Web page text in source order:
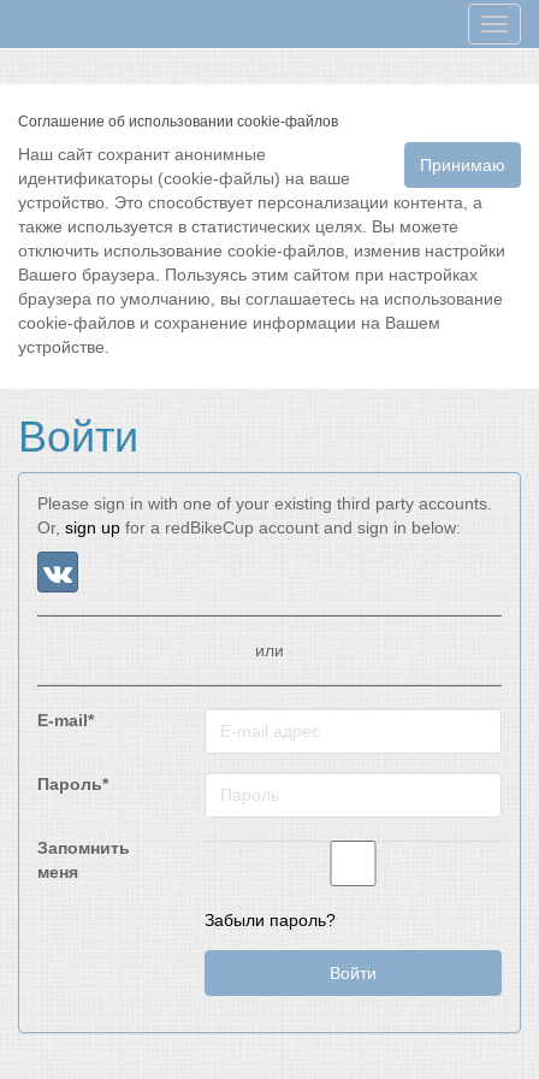
Меню
Соглашение об использовании cookie-файлов
Принимаю
Наш сайт сохранит анонимные
идентификаторы (cookie-файлы) на ваше
устройство. Это способствует персонализации контента, а
также используется в статистических целях. Вы можете
отключить использование cookie-файлов, изменив настройки
Вашего браузера. Пользуясь этим сайтом при настройках
браузера по умолчанию, вы соглашаетесь на использование
cookie-файлов и сохранение информации на Вашем
устройстве.
Войти
Please sign in with one of your existing third party accounts.
Or, sign up for a redBikeCup account and sign in below:
или
E-mail*
Пароль*
Запомнить
меня
Забыли пароль?
Войти